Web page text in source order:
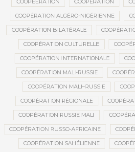
COOPEERATION COOPÉRATION
COOPÉRATION ALGÉRO-NIGÉRIENNE
COOPÉRATION BILATÉRALE
COOPÉRATION CULTURELLE
COOPÉRATION INTERNATIONALE
COOPÉRATION MALI-RUSSIE
COOPÉRATION MALI–RUSSIE
COOPÉRATION RÉGIONALE
COOPÉRATION RUSSIE MALI
COOPÉRATION RUSSO-AFRICAINE
COOPÉRATION SAHÉLIENNE